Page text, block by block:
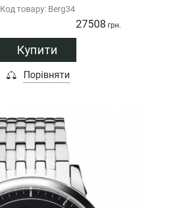
Код товару: Berg34
27508 грн.
Купити
Порівняти